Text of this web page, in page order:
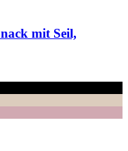
mit Seil,